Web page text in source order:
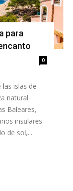
para
0
islas de
natural.
Baleares,
insulares
de sol,...